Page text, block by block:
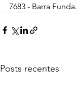
7683 - Barra Funda.
Posts recentes